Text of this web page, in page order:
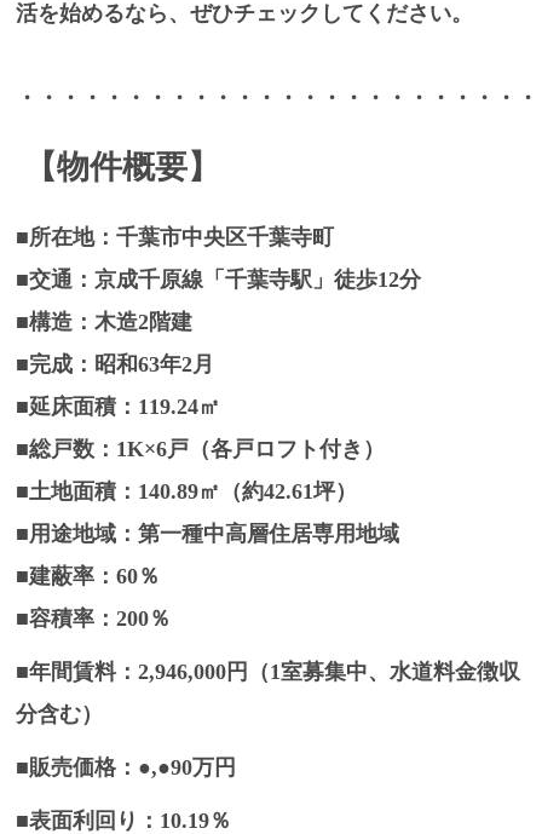
活を始めるなら、ぜひチェックしてください。
・・・・・・・・・・・・・・・・・・・・・・・
【物件概要】
■所在地：千葉市中央区千葉寺町
■交通：京成千原線「千葉寺駅」徒歩12分
■構造：木造2階建
■完成：昭和63年2月
■延床面積：119.24㎡
■総戸数：1K×6戸（各戸ロフト付き）
■土地面積：140.89㎡（約42.61坪）
■用途地域：第一種中高層住居専用地域
■建蔽率：60％
■容積率：200％
■年間賃料：2,946,000円（1室募集中、水道料金徴収
分含む）
■販売価格：●,●90万円
■表面利回り：10.19％